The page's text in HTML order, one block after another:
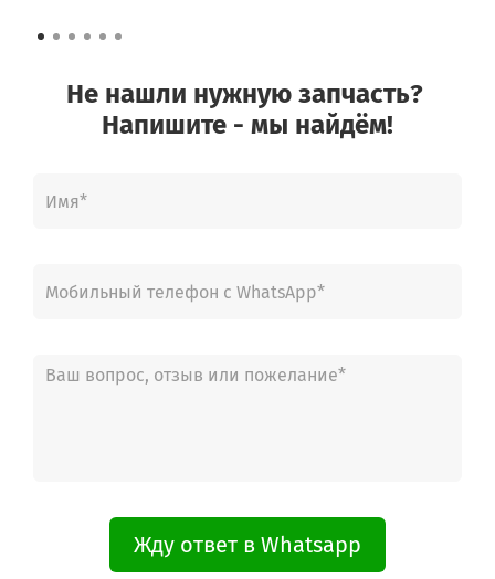
Не нашли нужную запчасть?
Напишите - мы найдём!
Жду ответ в Whatsapp